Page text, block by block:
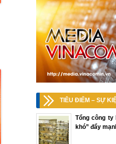
TIÊU ĐIỂM – SỰ
Tổng công ty
khó” đẩy